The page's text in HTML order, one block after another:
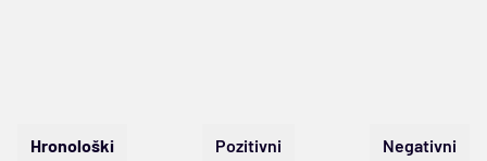
Hronološki Pozitivni Negativni